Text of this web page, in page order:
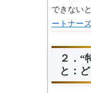
できない
ートナー
２．“
と：